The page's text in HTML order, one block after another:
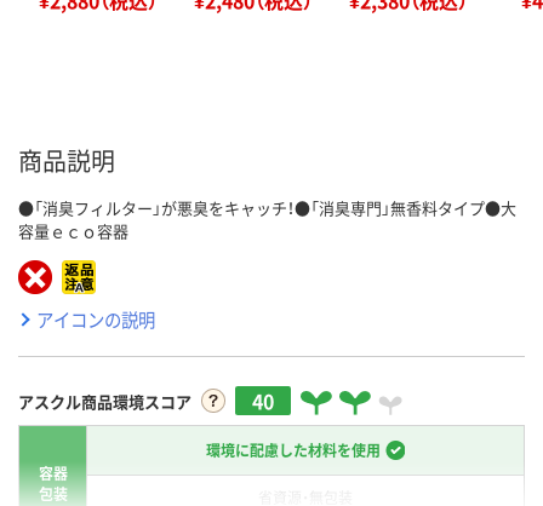
商品説明
●「消臭フィルター」が悪臭をキャッチ！●「消臭専門」無香料タイプ●大
容量ｅｃｏ容器
アイコンの説明
アスクル商品環境スコア 40
容器
包装
環境に配慮した材料を使用